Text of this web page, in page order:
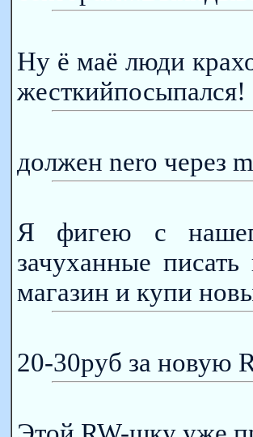
Ну ё маё люди
жесткийпосыпался!
должен nero через
Я фигею с
зачуханные
магазин и купи
20-30руб за новую